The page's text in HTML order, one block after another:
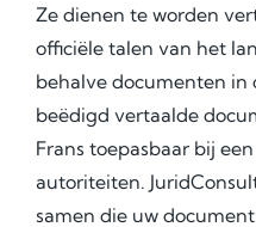
Ze dienen te worden
officiële talen van het
behalve documenten in
beëdigd vertaalde
Frans toepasbaar bij
autoriteiten.
samen die uw